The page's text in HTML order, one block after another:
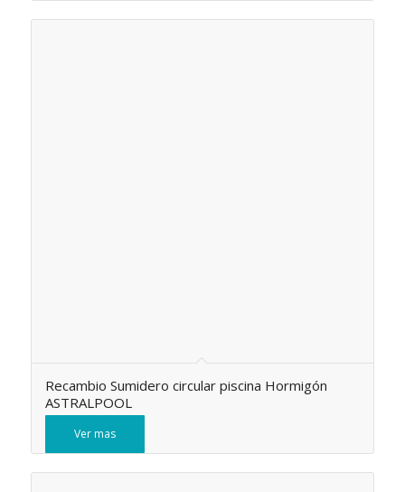
Recambio Sumidero circular piscina Hormigón
ASTRALPOOL
Ver mas